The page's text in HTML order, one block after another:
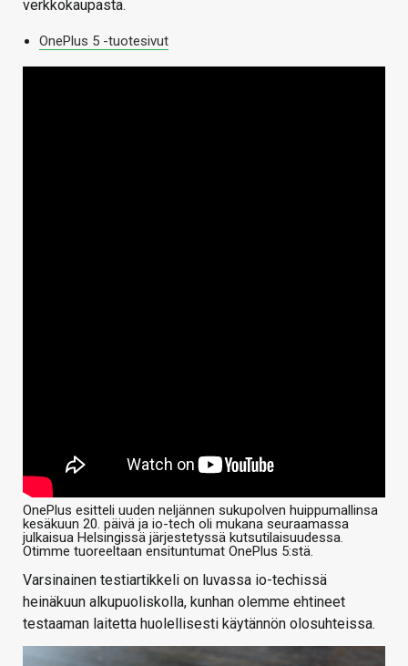
verkkokaupasta.
OnePlus 5 -tuotesivut
OnePlus esitteli uuden neljännen sukupolven huippumallinsa
kesäkuun 20. päivä ja io-tech oli mukana seuraamassa
julkaisua Helsingissä järjestetyssä kutsutilaisuudessa.
Otimme tuoreeltaan ensituntumat OnePlus 5:stä.
Varsinainen testiartikkeli on luvassa io-techissä
heinäkuun alkupuoliskolla, kunhan olemme ehtineet
testaaman laitetta huolellisesti käytännön olosuhteissa.